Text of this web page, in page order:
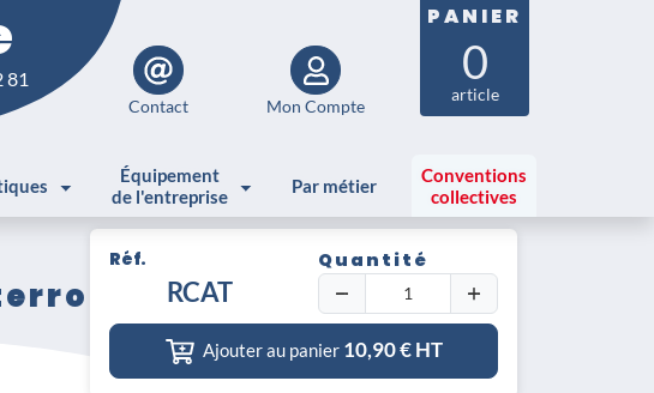
81
Contact Mon Compte
PANIER
0
article
Équipement
de l'entreprise
Par métier
Conventions
collectives
Réf.
RCAT
Quantité
Ajouter au panier 10,90€ HT